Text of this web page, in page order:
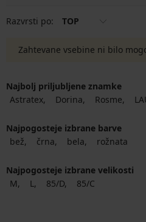
Razvrsti po: TOP
Zahtevane vsebine ni bilo
Najbolj priljubljene znamke
Astratex
Dorina Rosme
Najpogosteje izbrane barve
bež
črna bela rožnata
Najpogosteje izbrane velikosti
M
L 85/D 85/C